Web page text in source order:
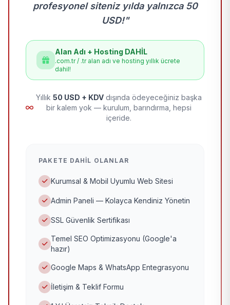
profesyonel siteniz yılda yalnızca 50
USD!"
Alan Adı + Hosting DAHİL
.com.tr / .tr alan adı ve hosting yıllık ücrete
dahil!
Yıllık 50 USD + KDV dışında ödeyeceğiniz başka
bir kalem yok — kurulum, barındırma, hepsi
içeride.
PAKETE DAHIL OLANLAR
Kurumsal & Mobil Uyumlu Web Sitesi
Admin Paneli — Kolayca Kendiniz Yönetin
SSL Güvenlik Sertifikası
Temel SEO Optimizasyonu (Google'a
hazır)
Google Maps & WhatsApp Entegrasyonu
İletişim & Teklif Formu